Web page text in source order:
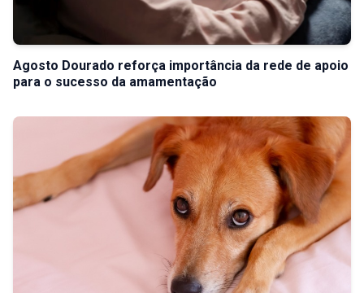
Agosto Dourado reforça importância da rede de apoio
para o sucesso da amamentação